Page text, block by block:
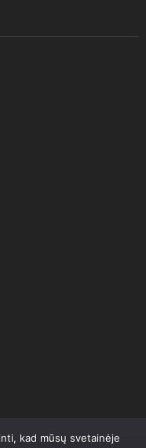
kad mūsų svetainėje